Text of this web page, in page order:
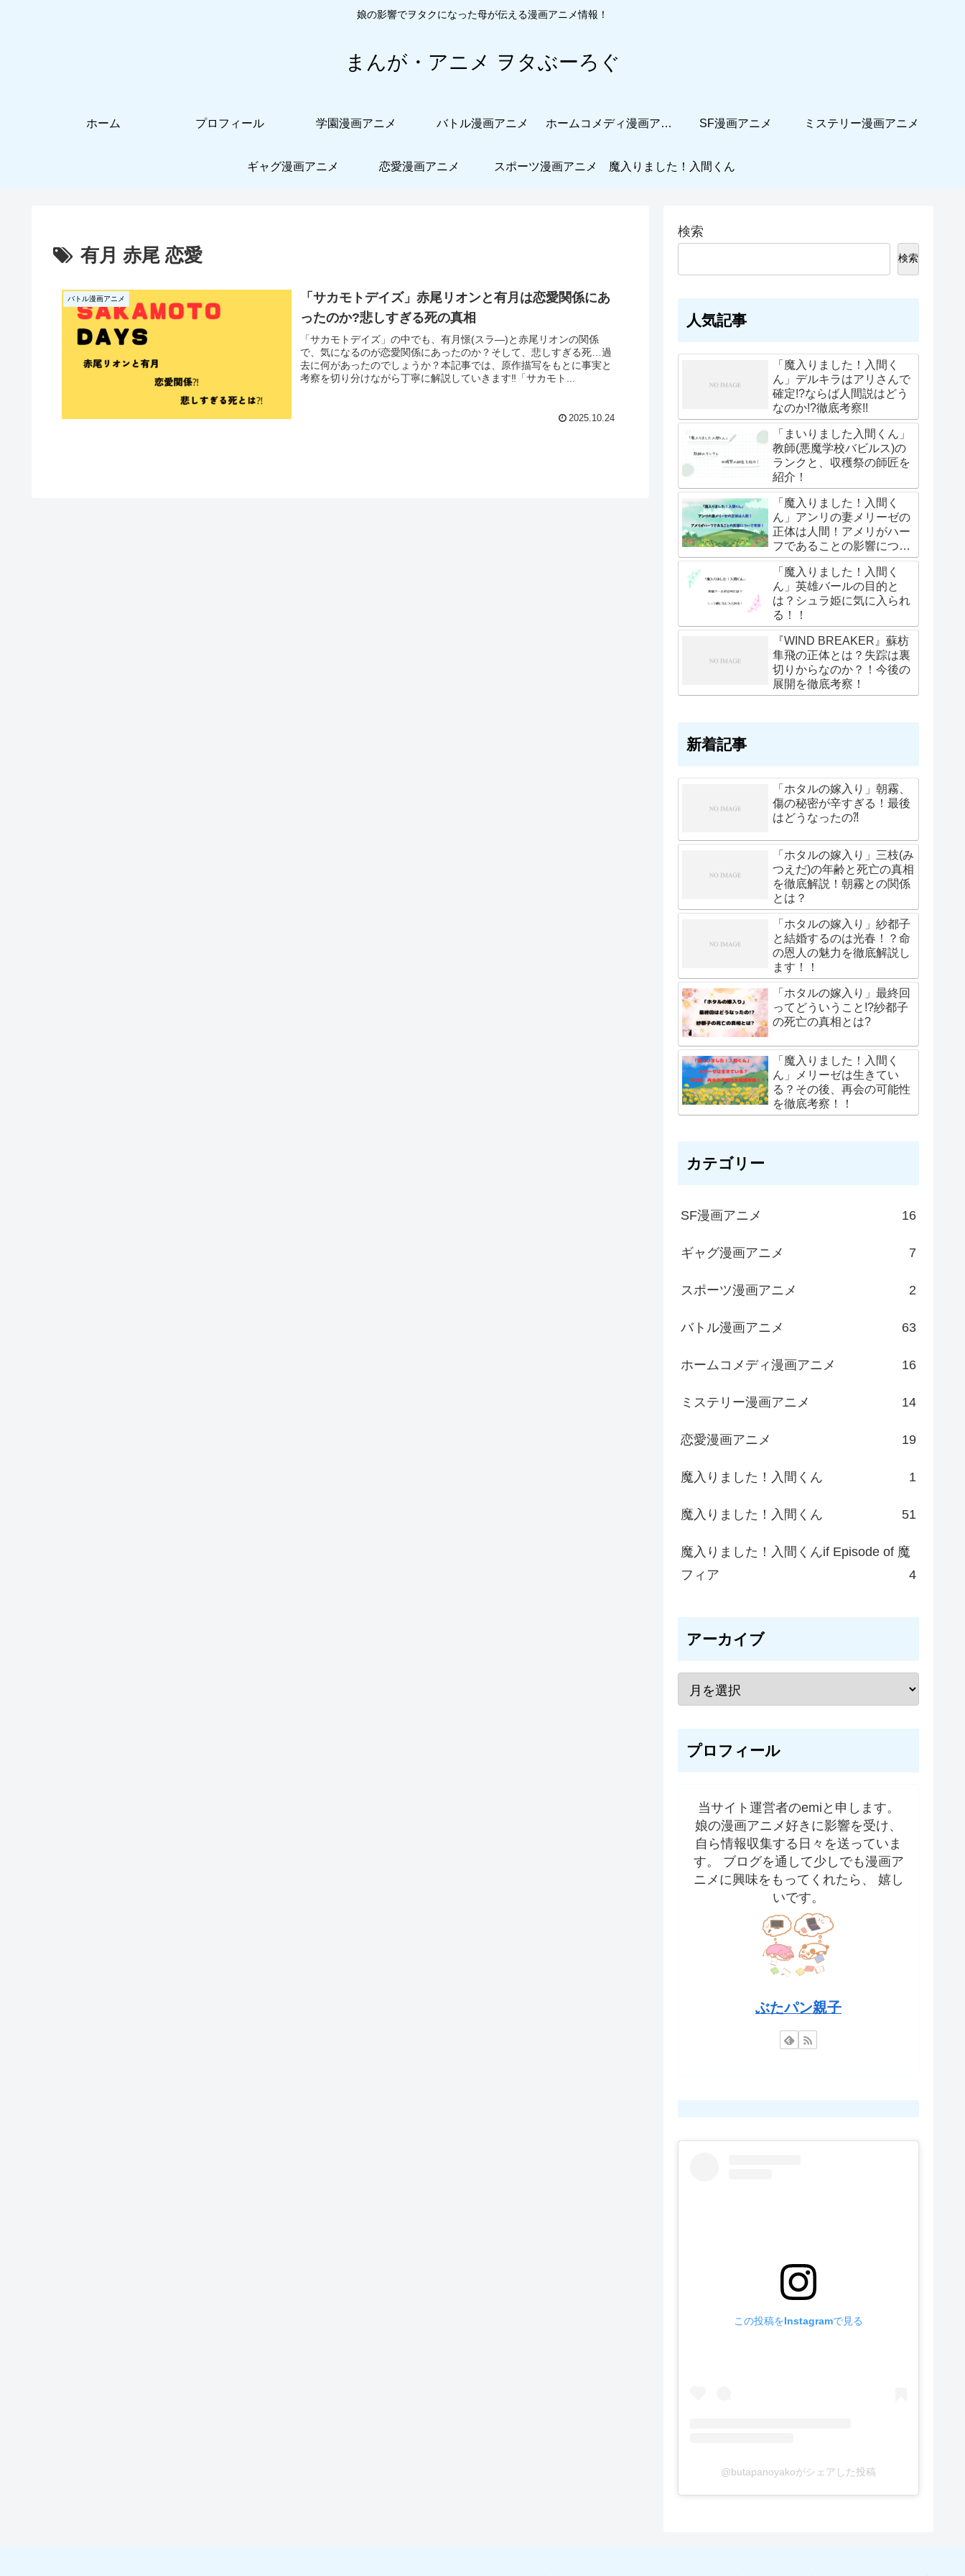
娘の影響でヲタクになった母が伝える漫画アニメ情報！
まんが・アニメ ヲタぶーろぐ
ホーム プロフィール 学園漫画アニメ バトル漫画アニメ ホームコメディ漫画アニメ SF漫画アニメ ミステリー漫画アニメ
ギャグ漫画アニメ 恋愛漫画アニメ スポーツ漫画アニメ 魔入りました！入間くん
有月 赤尾 恋愛
バトル漫画アニメ
「サカモトデイズ」赤尾リオンと有月は恋愛関係にあ
ったのか?悲しすぎる死の真相
「サカモトデイズ」の中でも、有月憬(スラ―)と赤尾リオンの関係
で、気になるのが恋愛関係にあったのか？そして、悲しすぎる死…過
去に何があったのでしょうか？本記事では、原作描写をもとに事実と
考察を切り分けながら丁寧に解説していきます‼「サカモト...
2025.10.24
検索
検索
人気記事
「魔入りました！入間く
ん」デルキラはアリさんで
確定!?ならば人間説はどう
なのか!?徹底考察!!
「まいりました入間くん」
教師(悪魔学校バビルス)の
ランクと、収穫祭の師匠を
紹介！
「魔入りました！入間く
ん」アンリの妻メリーゼの
正体は人間！アメリがハー
フであることの影響につい
て考察！
「魔入りました！入間く
ん」英雄バールの目的と
は？シュラ姫に気に入られ
る！！
『WIND BREAKER』蘇枋
隼飛の正体とは？失踪は裏
切りからなのか？！今後の
展開を徹底考察！
新着記事
「ホタルの嫁入り」朝霧、
傷の秘密が辛すぎる！最後
はどうなったの⁈
「ホタルの嫁入り」三枝(み
つえだ)の年齢と死亡の真相
を徹底解説！朝霧との関係
とは？
「ホタルの嫁入り」紗都子
と結婚するのは光春！？命
の恩人の魅力を徹底解説し
ます！！
「ホタルの嫁入り」最終回
ってどういうこと!?紗都子
の死亡の真相とは?
「魔入りました！入間く
ん」メリーゼは生きてい
る？その後、再会の可能性
を徹底考察！！
カテゴリー
SF漫画アニメ 16
ギャグ漫画アニメ 7
スポーツ漫画アニメ 2
バトル漫画アニメ 63
ホームコメディ漫画アニメ 16
ミステリー漫画アニメ 14
恋愛漫画アニメ 19
魔入りました！入間くん 1
魔入りました！入間くん 51
魔入りました！入間くんif Episode of 魔
フィア
4
アーカイブ
プロフィール
当サイト運営者のemiと申します。
娘の漫画アニメ好きに影響を受け、
自ら情報収集する日々を送っていま
す。 ブログを通して少しでも漫画ア
ニメに興味をもってくれたら、 嬉し
いです。
ぶたパン親子
この投稿をInstagramで見る
@butapanoyakoがシェアした投稿